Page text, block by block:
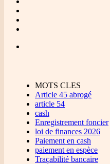
MOTS CLES
Article 45 abrogé
article 54
cash
Enregistrement foncier
loi de finances 2026
Paiement en cash
paiement en espèce
Traçabilité bancaire